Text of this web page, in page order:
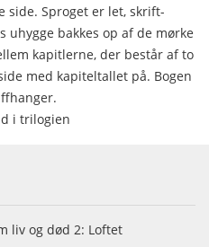
Sproget er let, skrift-
uhygge bakkes op af de mørke
kapitlerne, der består af to
med kapiteltallet på. Bogen
i trilogien
liv og død 2: Loftet